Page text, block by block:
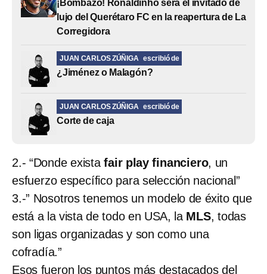
¡Bombazo! Ronaldinho será el invitado de
lujo del Querétaro FC en la reapertura de La
Corregidora
JUAN CARLOS ZÚÑIGA escribió de
¿Jiménez o Malagón?
JUAN CARLOS ZÚÑIGA escribió de
Corte de caja
2.- “Donde existafair play financiero, un
esfuerzo específico para selección nacional”
3.-” Nosotros tenemos un modelo de éxito que
está a la vista de todo en USA, la MLS, todas
son ligas organizadas y son como una
cofradía.”
Esos fueron los puntos más destacados del